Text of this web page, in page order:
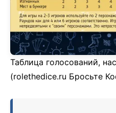
Таблица голосований,
(rolethedice.ru Бросьте